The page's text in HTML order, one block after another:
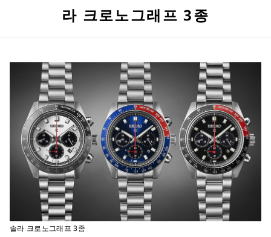
라 크로노그래프 3종
솔라 크로노그래프 3종